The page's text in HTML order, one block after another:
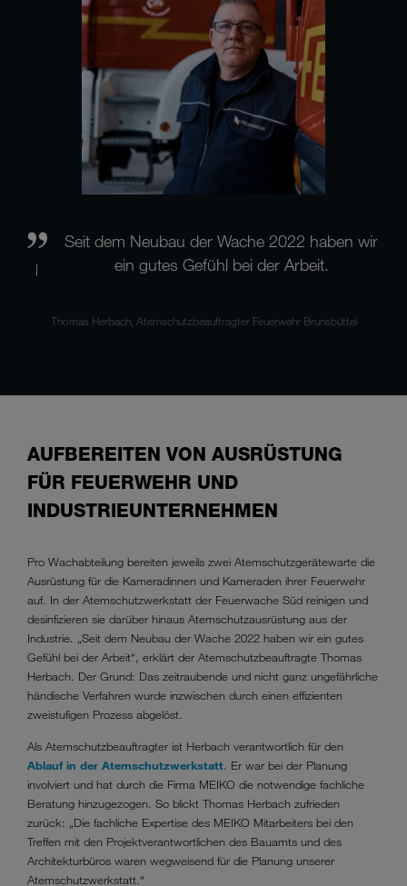
Seit dem Neubau der Wache 2022 haben wir
ein gutes Gefühl bei der Arbeit.
Thomas Herbach, Atemschutzbeauftragter Feuerwehr Brunsbüttel
AUFBEREITEN VON AUSRÜSTUNG
FÜR FEUERWEHR UND
INDUSTRIEUNTERNEHMEN
Pro Wachabteilung bereiten jeweils zwei Atemschutzgerätewarte die
Ausrüstung für die Kameradinnen und Kameraden ihrer Feuerwehr
auf. In der Atemschutzwerkstatt der Feuerwache Süd reinigen und
desinfizieren sie darüber hinaus Atemschutzausrüstung aus der
Industrie. „Seit dem Neubau der Wache 2022 haben wir ein gutes
Gefühl bei der Arbeit“, erklärt der Atemschutzbeauftragte Thomas
Herbach. Der Grund: Das zeitraubende und nicht ganz ungefährliche
händische Verfahren wurde inzwischen durch einen effizienten
zweistufigen Prozess abgelöst.
Als Atemschutzbeauftragter ist Herbach verantwortlich für den
Ablauf in der Atemschutzwerkstatt. Er war bei der Planung
involviert und hat durch die Firma MEIKO die notwendige fachliche
Beratung hinzugezogen. So blickt Thomas Herbach zufrieden
zurück: „Die fachliche Expertise des MEIKO Mitarbeiters bei den
Treffen mit den Projektverantwortlichen des Bauamts und des
Architekturbüros waren wegweisend für die Planung unserer
Atemschutzwerkstatt.“